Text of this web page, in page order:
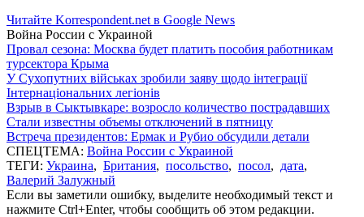
Читайте Korrespondent.net в Google News
Война России с Украиной
Провал сезона: Москва будет платить пособия работникам
турсектора Крыма
У Сухопутних військах зробили заяву щодо інтеграції
Інтернаціональних легіонів
Взрыв в Сыктывкаре: возросло количество пострадавших
Стали известны объемы отключений в пятницу
Встреча президентов: Ермак и Рубио обсудили детали
СПЕЦТЕМА: Война России с Украиной
ТЕГИ: Украина, Британия, посольство, посол, дата,
Валерий Залужный
Если вы заметили ошибку, выделите необходимый текст и
нажмите Ctrl+Enter, чтобы сообщить об этом редакции.